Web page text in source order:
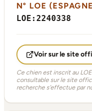
N° LOE
LOE:2240338
Voir sur le site
Ce chien est inscrit au
consultable sur le site
recherche s'effectue par